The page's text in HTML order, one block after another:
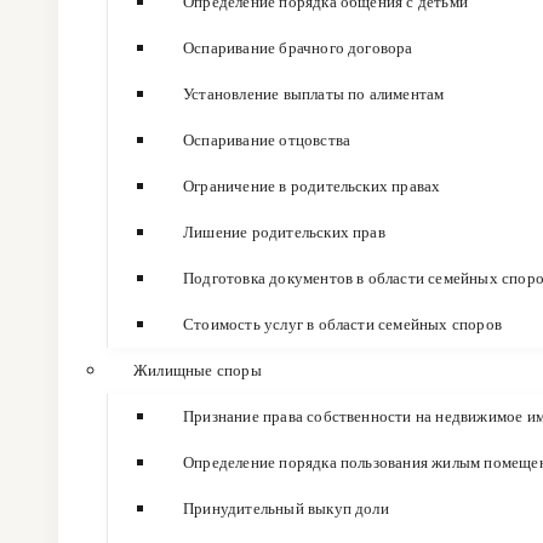
Оспаривание брачного договора
Установление выплаты по алиментам
Оспаривание отцовства
Ограничение в родительских правах
Лишение родительских прав
Подготовка документов в области семейных
Стоимость услуг в области семейных споров
Жилищные споры
Признание права собственности на недвижимое
Определение порядка пользования жилым
Принудительный выкуп доли